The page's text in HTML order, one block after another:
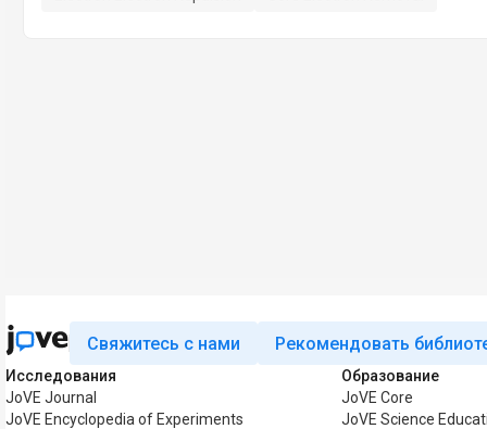
Свяжитесь с нами Рекомендовать
Исследования
JoVE Journal
JoVE Encyclopedia of Experiments
Образование
JoVE Core
JoVE Science